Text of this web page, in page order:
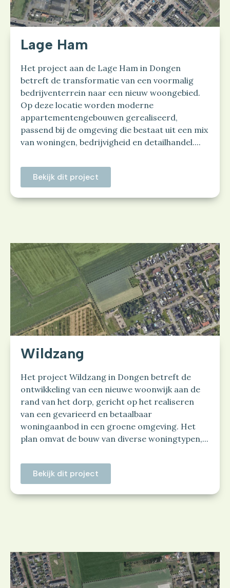
Lage Ham
Het project aan de Lage Ham in Dongen
betreft de transformatie van een voormalig
bedrijventerrein naar een nieuw woongebied.
Op deze locatie worden moderne
appartementengebouwen gerealiseerd,
passend bij de omgeving die bestaat uit een mix
van woningen, bedrijvigheid en detailhandel....
Bekijk dit project
Wildzang
Het project Wildzang in Dongen betreft de
ontwikkeling van een nieuwe woonwijk aan de
rand van het dorp, gericht op het realiseren
van een gevarieerd en betaalbaar
woningaanbod in een groene omgeving. Het
plan omvat de bouw van diverse woningtypen,...
Bekijk dit project